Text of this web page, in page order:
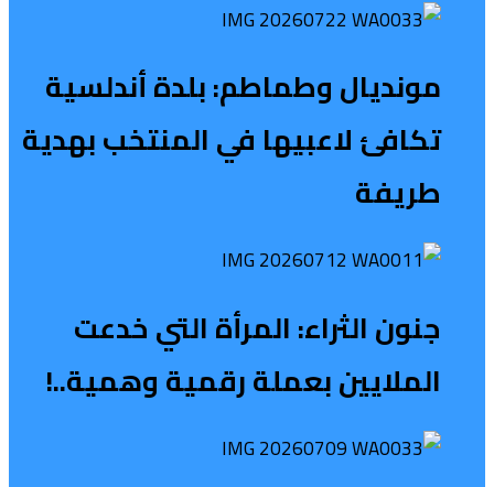
مونديال وطماطم: بلدة أندلسية
تكافئ لاعبيها في المنتخب بهدية
طريفة
جنون الثراء: المرأة التي خدعت
الملايين بعملة رقمية وهمية..!